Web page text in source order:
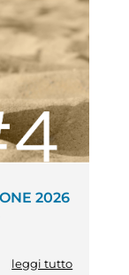
2026
leggi tutto